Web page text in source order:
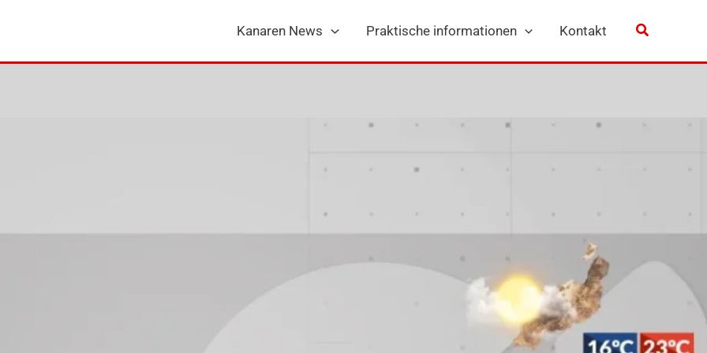
Kanaren News Praktische informationen Kontakt